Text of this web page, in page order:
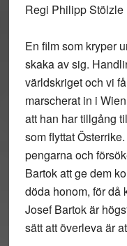
Regi Philipp Stölzle
En film som kryper
skaka av sig.
världskriget och vi
marscherat in i
att han har tillgång
som flyttat
pengarna och
Bartok att ge dem
döda honom, för då
Josef Bartok är
sätt att överleva är